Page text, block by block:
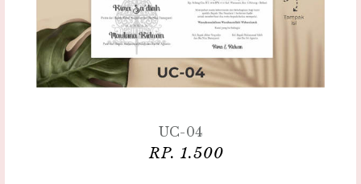
UC-04
RP. 1.500